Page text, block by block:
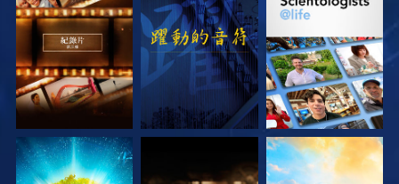
探索系列節目 觀看 探索系列節目